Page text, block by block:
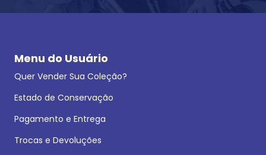
Menu do Usuário
Quer Vender Sua Coleção?
Estado de Conservação
Pagamento e Entrega
Trocas e Devoluções